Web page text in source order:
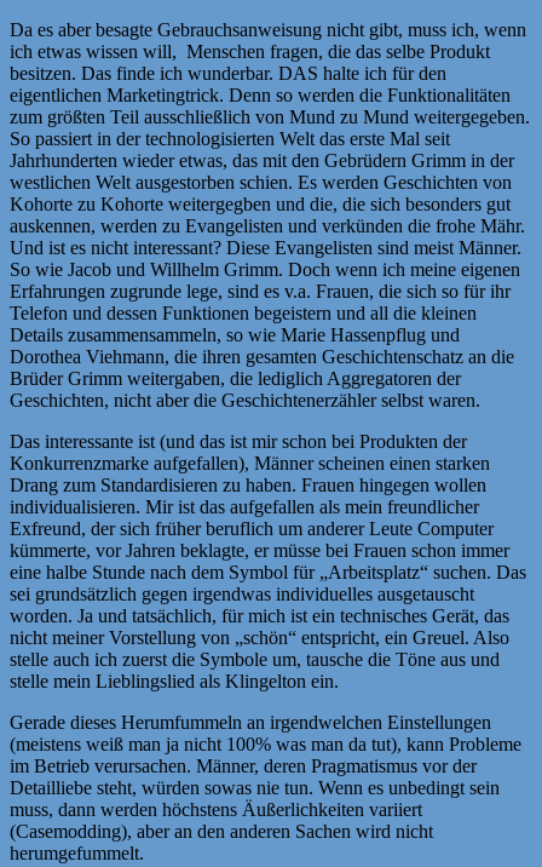
Da es aber besagte Gebrauchsanweisung nicht gibt, muss ich, wenn
ich etwas wissen will, Menschen fragen, die das selbe Produkt
besitzen. Das finde ich wunderbar. DAS halte ich für den
eigentlichen Marketingtrick. Denn so werden die Funktionalitäten
zum größten Teil ausschließlich von Mund zu Mund weitergegeben.
So passiert in der technologisierten Welt das erste Mal seit
Jahrhunderten wieder etwas, das mit den Gebrüdern Grimm in der
westlichen Welt ausgestorben schien. Es werden Geschichten von
Kohorte zu Kohorte weitergegben und die, die sich besonders gut
auskennen, werden zu Evangelisten und verkünden die frohe Mähr.
Und ist es nicht interessant? Diese Evangelisten sind meist Männer.
So wie Jacob und Willhelm Grimm. Doch wenn ich meine eigenen
Erfahrungen zugrunde lege, sind es v.a. Frauen, die sich so für ihr
Telefon und dessen Funktionen begeistern und all die kleinen
Details zusammensammeln, so wie Marie Hassenpflug und
Dorothea Viehmann, die ihren gesamten Geschichtenschatz an die
Brüder Grimm weitergaben, die lediglich Aggregatoren der
Geschichten, nicht aber die Geschichtenerzähler selbst waren.
Das interessante ist (und das ist mir schon bei Produkten der
Konkurrenzmarke aufgefallen), Männer scheinen einen starken
Drang zum Standardisieren zu haben. Frauen hingegen wollen
individualisieren. Mir ist das aufgefallen als mein freundlicher
Exfreund, der sich früher beruflich um anderer Leute Computer
kümmerte, vor Jahren beklagte, er müsse bei Frauen schon immer
eine halbe Stunde nach dem Symbol für „Arbeitsplatz“ suchen. Das
sei grundsätzlich gegen irgendwas individuelles ausgetauscht
worden. Ja und tatsächlich, für mich ist ein technisches Gerät, das
nicht meiner Vorstellung von „schön“ entspricht, ein Greuel. Also
stelle auch ich zuerst die Symbole um, tausche die Töne aus und
stelle mein Lieblingslied als Klingelton ein.
Gerade dieses Herumfummeln an irgendwelchen Einstellungen
(meistens weiß man ja nicht 100% was man da tut), kann Probleme
im Betrieb verursachen. Männer, deren Pragmatismus vor der
Detailliebe steht, würden sowas nie tun. Wenn es unbedingt sein
muss, dann werden höchstens Äußerlichkeiten variiert
(Casemodding), aber an den anderen Sachen wird nicht
herumgefummelt.